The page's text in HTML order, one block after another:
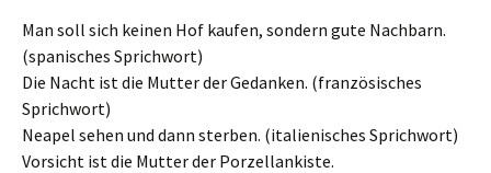
Man soll sich keinen Hof kaufen, sondern gute Nachbarn.
(spanisches Sprichwort)
Die Nacht ist die Mutter der Gedanken. (französisches
Sprichwort)
Neapel sehen und dann sterben. (italienisches Sprichwort)
Vorsicht ist die Mutter der Porzellankiste.